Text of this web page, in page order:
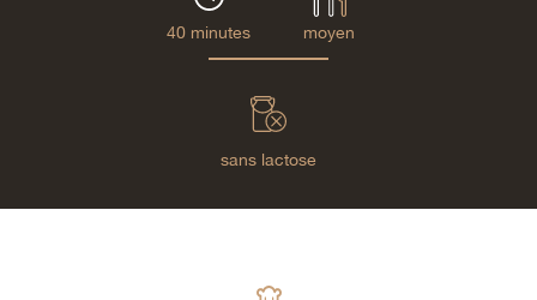
40 minutes moyen
sans lactose